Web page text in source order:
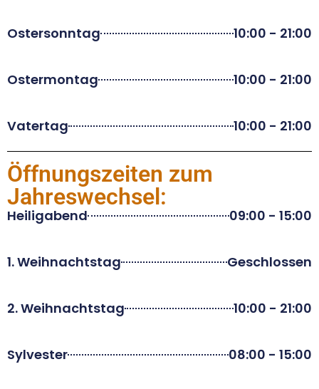
Ostersonntag 10:00 - 21:00
Ostermontag 10:00 - 21:00
Vatertag 10:00 - 21:00
Öffnungszeiten zum
Jahreswechsel:
Heiligabend 09:00 - 15:00
1. Weihnachtstag Geschlossen
2. Weihnachtstag 10:00 - 21:00
Sylvester 08:00 - 15:00